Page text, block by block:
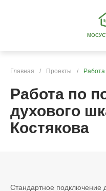
Главная / Проекты /
Работа по
духового
Костякова
Стандартное подключение